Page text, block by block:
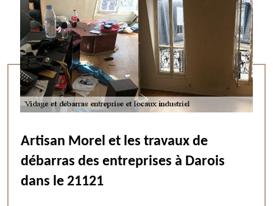
Artisan Morel et les travaux de
débarras des entreprises à Darois
dans le 21121